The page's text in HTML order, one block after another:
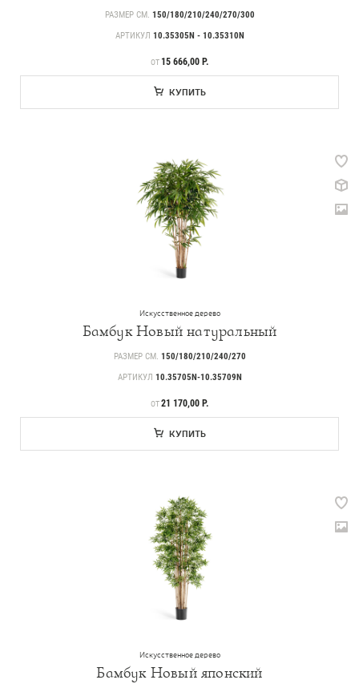
РАЗМЕР СМ. 150/180/210/240/270/300
АРТИКУЛ 10.35305N - 10.35310N
ЦЕНА
ОТ 15 666,00 Р.
КУПИТЬ
Искусственное дерево
Бамбук Новый натуральный
РАЗМЕР СМ. 150/180/210/240/270
АРТИКУЛ 10.35705N-10.35709N
ЦЕНА
ОТ21 170,00 Р.
КУПИТЬ
Искусственное дерево
Бамбук Новый японский